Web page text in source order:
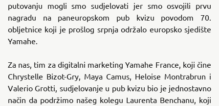
putovanju mogli smo sudjelovati jer smo osvojili prvu
nagradu na paneuropskom pub kvizu povodom 70.
obljetnice koji je prošlog srpnja održalo europsko sjedište
Yamahe.
Za nas, tim za digitalni marketing Yamahe France, koji čine
Chrystelle Bizot-Gry, Maya Camus, Heloise Montrabrun i
Valerio Grotti, sudjelovanje u pub kvizu bio je jednostavno
način da podržimo našeg kolegu Laurenta Benchanu, koji